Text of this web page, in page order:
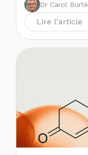
Dr Carol Burté
Lire l'article